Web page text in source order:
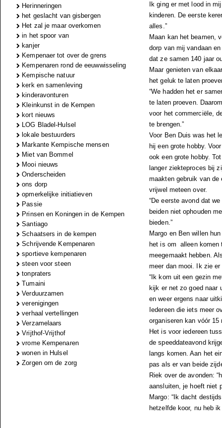
Herinneringen
het geslacht van gisbergen
Het zal je maar overkomen
in het spoor van
kanjer
Kempenaer tot over de grens
Kempenaren rond de eeuwwisseling
Kempische natuur
kerk en samenleving
kinderavonturen
Kleinkunst in de Kempen
kort nieuws
LOG Bladel-Hulsel
lokale bestuurders
Markante Kempische mensen
Miet van Bommel
Mooi nieuws
Onderscheiden
ons dorp
opmerkelijke initiatieven
Passie
Prinsen en Koningen in de Kempen
Santiago
Schaatsers in de kempen
Schrijvende Kempenaren
sportieve kempenaren
steen voor steen
tonpraters
Tumaini
Verduurzamen
verenigingen
verhaal vertellingen
Verzamelaars
Vrijthof-Vrijthof
vrome Kempenaren
wonen in Hulsel
Zorgen om de zorg
Ik ging er met lood in
kinderen. De eerste
alles.”
Maan kan het beamen,
dorp van mij vandaan
dat ze samen 140 jaar
Maar genieten van
het geluk te laten
“We hadden het er
te laten proeven.
voor het commerciële,
te brengen.”
Voor Ben Duis was het
hij een grote hobby.
ook een grote hobby.
langer ziekteproces bij
maakten gebruik van de
vrijwel meteen over.
“De eerste avond dat
beiden niet ophouden
bieden.”
Margo en Ben willen
het is om alleen komen
meegemaakt hebben.
meer dan mooi. Ik zie
“Ik kom uit een gezin
kijk er net zo goed naar
en weer ergens naar
Iedereen die iets meer
organiseren kan vóór
Het is voor iedereen
de speeddateavond
langs komen. Aan het
pas als er van beide
Riek over de avonden:
aansluiten, je hoeft niet
Margo: “Ik dacht
hetzelfde koor, nu heb